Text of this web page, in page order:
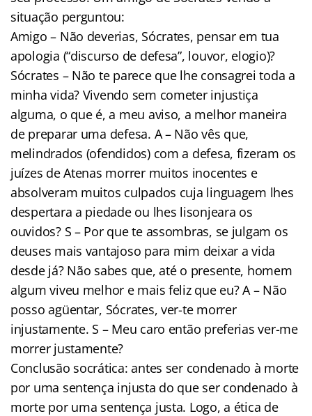
situação perguntou:
Amigo – Não deverias, Sócrates, pensar em tua
apologia (“discurso de defesa”, louvor, elogio)?
Sócrates – Não te parece que lhe consagrei toda a
minha vida? Vivendo sem cometer injustiça
alguma, o que é, a meu aviso, a melhor maneira
de preparar uma defesa. A – Não vês que,
melindrados (ofendidos) com a defesa, fizeram os
juízes de Atenas morrer muitos inocentes e
absolveram muitos culpados cuja linguagem lhes
despertara a piedade ou lhes lisonjeara os
ouvidos? S – Por que te assombras, se julgam os
deuses mais vantajoso para mim deixar a vida
desde já? Não sabes que, até o presente, homem
algum viveu melhor e mais feliz que eu? A – Não
posso agüentar, Sócrates, ver-te morrer
injustamente. S – Meu caro então preferias ver-me
morrer justamente?
Conclusão socrática: antes ser condenado à morte
por uma sentença injusta do que ser condenado à
morte por uma sentença justa. Logo, a ética de